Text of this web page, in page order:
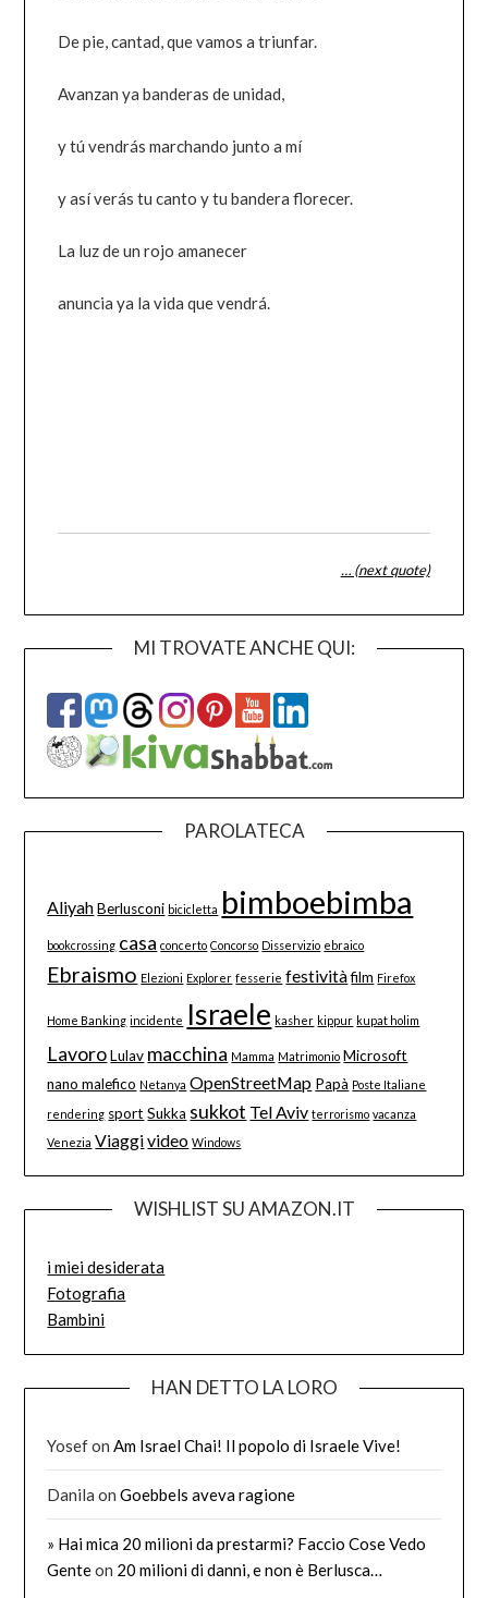
De pie, cantad, que vamos a triunfar.
Avanzan ya banderas de unidad,
y tú vendrás marchando junto a mí
y así verás tu canto y tu bandera florecer.
La luz de un rojo amanecer
anuncia ya la vida que vendrá.
… (next quote)
MI TROVATE ANCHE QUI:
PAROLATECA
Aliyah Berlusconi bicicletta bimboebimba
bookcrossing casa concerto Concorso Disservizio ebraico
Ebraismo Elezioni Explorer fesserie festività film Firefox
Home Banking incidente Israele kasher kippur kupat holim
Lavoro Lulav macchina Mamma Matrimonio Microsoft
nano malefico Netanya OpenStreetMap Papà Poste Italiane
rendering sport Sukka sukkot Tel Aviv terrorismo vacanza
Venezia Viaggivideo Windows
WISHLIST SU AMAZON.IT
i miei desiderata
Fotografia
Bambini
HAN DETTO LA LORO
YosefonAm Israel Chai! Il popolo di Israele Vive!
Danila onGoebbels aveva ragione
» Hai mica 20 milioni da prestarmi? Faccio Cose Vedo
Genteon 20 milioni di danni, e non è Berlusca…